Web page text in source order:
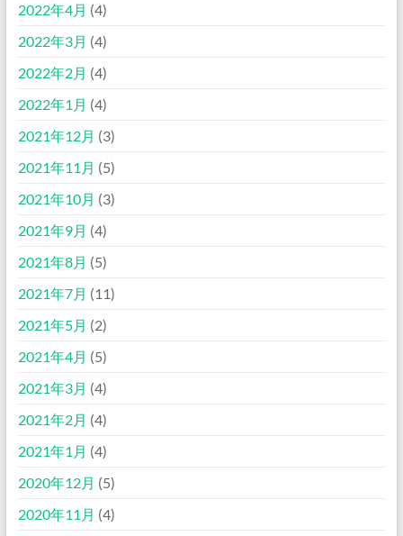
2022年4月 (4)
2022年3月 (4)
2022年2月 (4)
2022年1月 (4)
2021年12月 (3)
2021年11月 (5)
2021年10月 (3)
2021年9月 (4)
2021年8月 (5)
2021年7月 (11)
2021年5月 (2)
2021年4月 (5)
2021年3月 (4)
2021年2月 (4)
2021年1月 (4)
2020年12月 (5)
2020年11月 (4)